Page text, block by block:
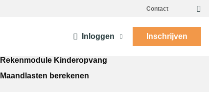
Contact
Inloggen Inschrijven
Rekenmodule Kinderopvang
Maandlasten berekenen